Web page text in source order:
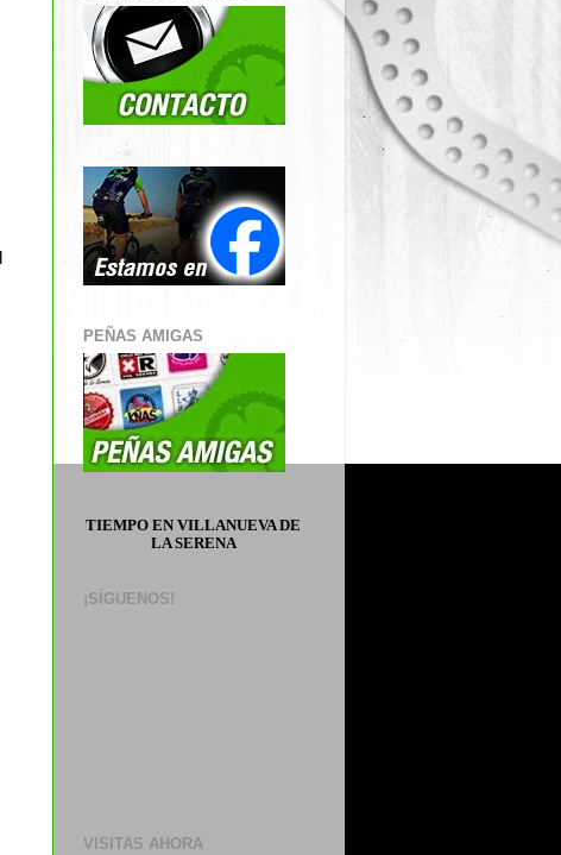
PEÑAS AMIGAS
TIEMPO EN VILLANUEVA DE
LA SERENA
¡SÍGUENOS!
VISITAS AHORA